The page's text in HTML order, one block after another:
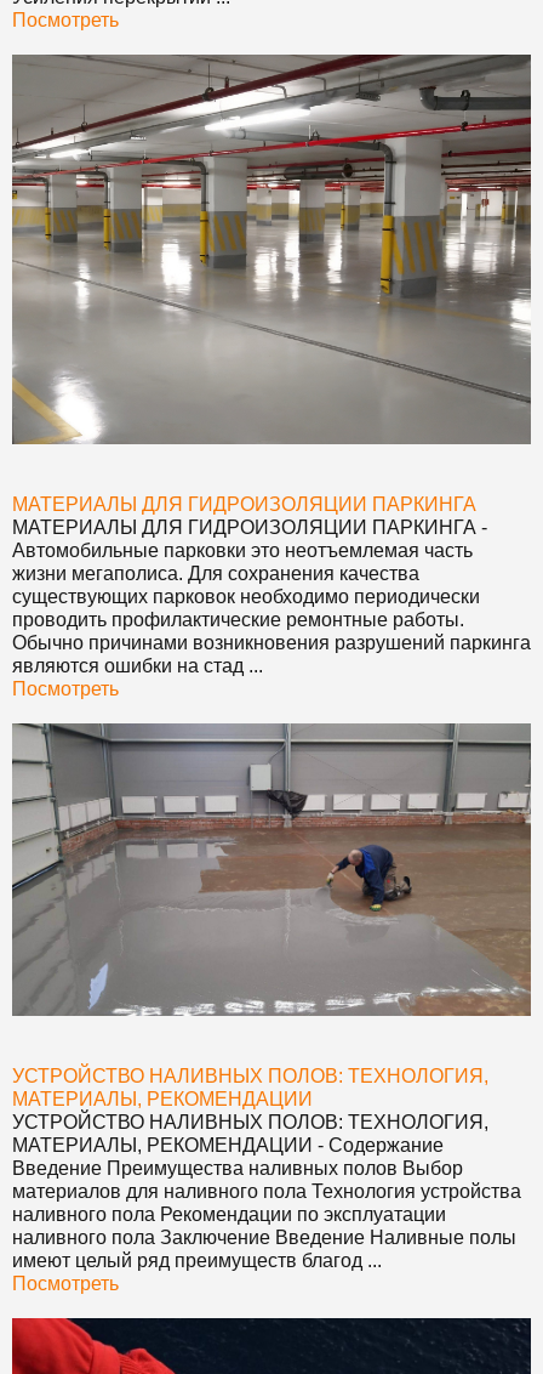
Посмотреть
МАТЕРИАЛЫ ДЛЯ ГИДРОИЗОЛЯЦИИ ПАРКИНГА
МАТЕРИАЛЫ ДЛЯ ГИДРОИЗОЛЯЦИИ ПАРКИНГА -
Автомобильные парковки это неотъемлемая часть
жизни мегаполиса. Для сохранения качества
существующих парковок необходимо периодически
проводить профилактические ремонтные работы.
Обычно причинами возникновения разрушений паркинга
являются ошибки на стад ...
Посмотреть
УСТРОЙСТВО НАЛИВНЫХ ПОЛОВ: ТЕХНОЛОГИЯ,
МАТЕРИАЛЫ, РЕКОМЕНДАЦИИ
УСТРОЙСТВО НАЛИВНЫХ ПОЛОВ: ТЕХНОЛОГИЯ,
МАТЕРИАЛЫ, РЕКОМЕНДАЦИИ - Содержание
Введение Преимущества наливных полов Выбор
материалов для наливного пола Технология устройства
наливного пола Рекомендации по эксплуатации
наливного пола Заключение Введение Наливные полы
имеют целый ряд преимуществ благод ...
Посмотреть